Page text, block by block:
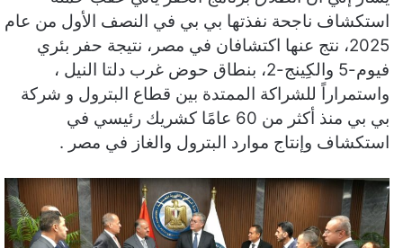
استكشاف ناجحة نفذتها بي بي في النصف الأول من عام
2025، نتج عنها اكتشافان في مصر، نتيجة حفر بئري
فيوم-5 والكِينج-2، بنطاق حوض غرب دلتا النيل ،
واستمراراً للشراكة الممتدة بين قطاع البترول و شركة
بي بي منذ أكثر من 60 عامًا كشريك رئيسي في
استكشاف وإنتاج موارد البترول والغاز في مصر .